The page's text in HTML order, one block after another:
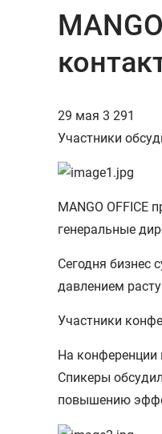
29 мая 3 291
Участники
MANGO OFFICE
генеральные
Сегодня бизнес
давлением
Участники
На конференции
Спикеры
повышению